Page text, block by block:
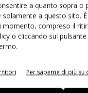
a quanto sopra o
solamente a questo sito.
momento, compreso il
o cliccando sul
Per saperne di più su
24 giugno a New
mediatica
di Computex. Il
come parte di una
agli smartphone, ai